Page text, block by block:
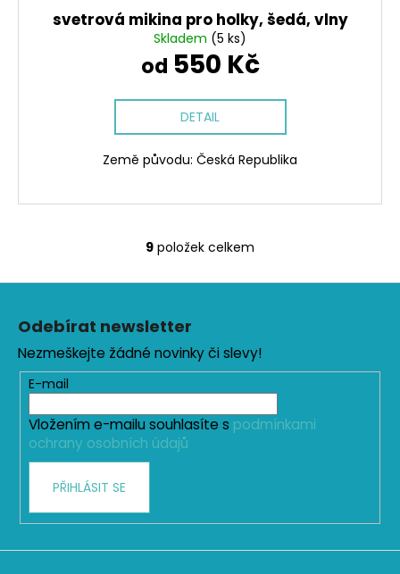
svetrová mikina pro holky, šedá, vlny
Skladem (5 ks)
od 550 Kč
DETAIL
Země původu: Česká Republika
O
a
c
í
p
r
ý
p
9 položek celkem
Z
Odebírat newsletter
Nezmeškejte žádné novinky či slevy!
E-mail
Vložením e-mailu souhlasíte s podmínkami
ochrany osobních údajů
PŘIHLÁSIT SE